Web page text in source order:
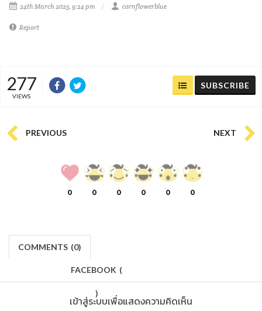
24th March 2025, 9:24 pm cornflowerblue
Report
277
VIEWS
SUBSCRIBE
PREVIOUS NEXT
0 0 0 0 0 0
COMMENTS (0)
FACEBOOK (
)
เข้าสู่ระบบเพื่อแสดงความคิดเห็น